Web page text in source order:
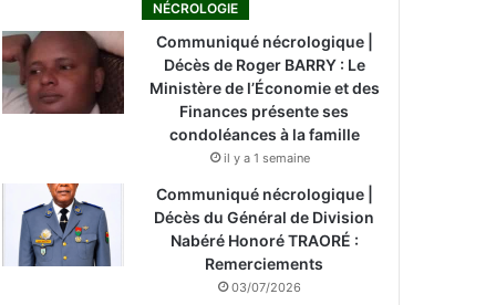
NÉCROLOGIE
Communiqué nécrologique |
Décès de Roger BARRY : Le
Ministère de l’Économie et des
Finances présente ses
condoléances à la famille
il y a 1 semaine
Communiqué nécrologique |
Décès du Général de Division
Nabéré Honoré TRAORÉ :
Remerciements
03/07/2026